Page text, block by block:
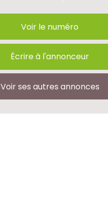
Voir le numéro
Écrire à l'annonceur
Voir ses autres annonces